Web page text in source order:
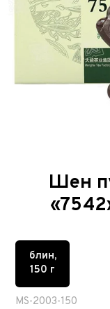
Шен
блин,
150 г
MS-2003-150